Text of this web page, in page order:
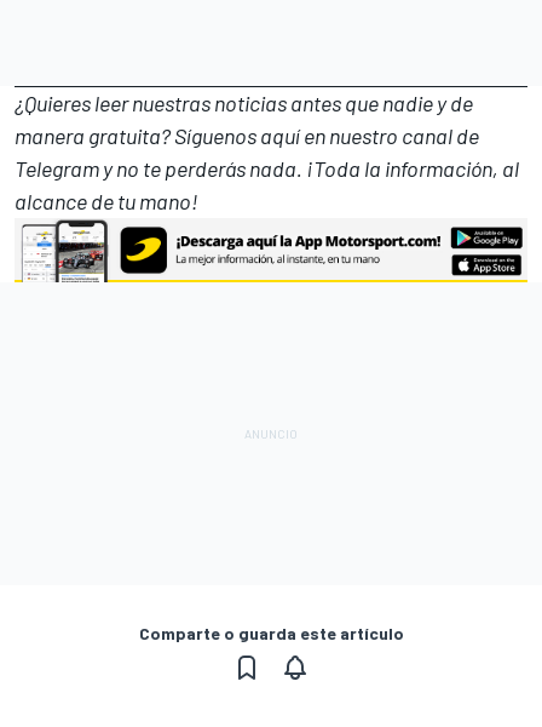
¿Quieres leer nuestras noticias antes que nadie y de
manera gratuita? Síguenosaquí en nuestro canal de
Telegramy no te perderás nada. ¡Toda la información, al
alcance de tu mano!
Comparte o guarda este artículo